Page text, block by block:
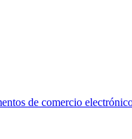
de comercio